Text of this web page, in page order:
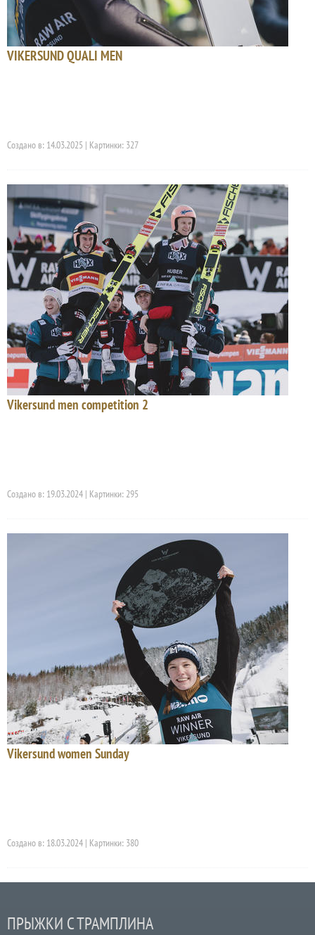
VIKERSUND QUALI MEN
Создано в: 14.03.2025 | Картинки: 327
Vikersund men competition 2
Создано в: 19.03.2024 | Картинки: 295
Vikersund women Sunday
Создано в: 18.03.2024 | Картинки: 380
ПРЫЖКИ С ТРАМПЛИНА